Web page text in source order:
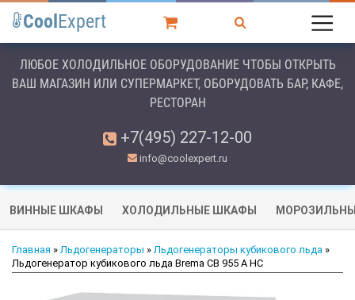
Cool Expert
ЛЮБОЕ ХОЛОДИЛЬНОЕ ОБОРУДОВАНИЕ ЧТОБЫ ОТКРЫТЬ
ВАШ МАГАЗИН ИЛИ СУПЕРМАРКЕТ, ОБОРУДОВАТЬ БАР, КАФЕ,
РЕСТОРАН
+7(495) 227-12-00
info@coolexpert.ru
ВИННЫЕ ШКАФЫ ХОЛОДИЛЬНЫЕ ШКАФЫ
Главная » Льдогенераторы » Льдогенераторы кубикового льда »
Льдогенератор кубикового льда Brema CB 955 A HC